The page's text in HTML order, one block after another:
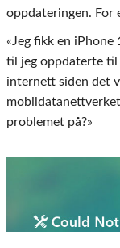
oppdateringen. For
«Jeg fikk en
til jeg oppdaterte til
internett siden det
problemet på?»